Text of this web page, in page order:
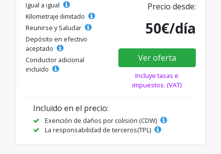
Igual a igual
Kilometraje ilimitado
Reunirse y Saludar
Depósito en efectivo
aceptado
Conductor adicional
incluido
Precio desde:
50€/día
Ver oferta
Incluye tasas e
impuestos. (VAT)
Incluido en el precio:
Exención de daños por colisión (CDW)
La responsabilidad de terceros(TPL)